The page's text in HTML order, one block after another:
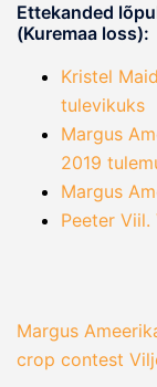
Ettekanded
(Kuremaa loss):
Kristel
tulevikuks
Margus
2019
Margus
Peeter
Margus
crop contest